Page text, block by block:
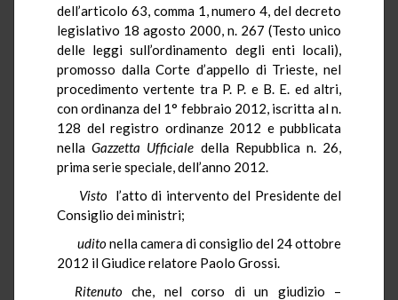
dell’articolo 63, comma 1, numero 4, del decreto
legislativo 18 agosto 2000, n. 267 (Testo unico
delle leggi sull’ordinamento degli enti locali),
promosso dalla Corte d’appello di Trieste, nel
procedimento vertente tra P. P. e B. E. ed altri,
con ordinanza del 1° febbraio 2012, iscritta al n.
128 del registro ordinanze 2012 e pubblicata
nellaGazzetta Ufficiale della Repubblica n. 26,
prima serie speciale, dell’anno 2012.
Visto l’atto di intervento del Presidente del
Consiglio dei ministri;
uditonella camera di consiglio del 24 ottobre
2012 il Giudice relatore Paolo Grossi.
Ritenutoche, nel corso di un giudizio –